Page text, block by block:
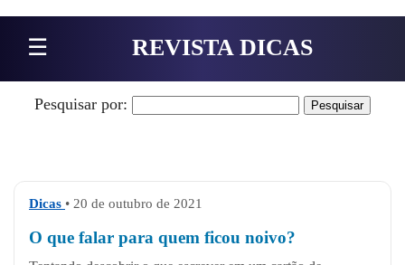
☰ REVISTA DICAS
Pesquisar por:
Dicas • 20 de outubro de 2021
O que falar para quem ficou noivo?